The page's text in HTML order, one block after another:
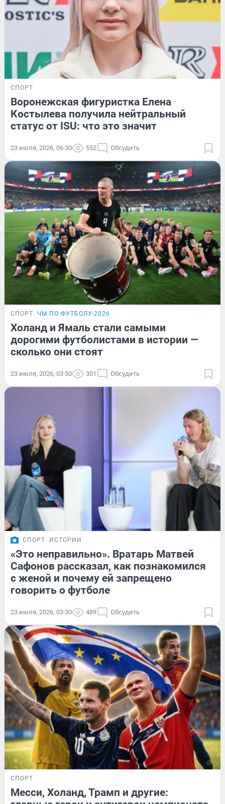
СПОРТ
Воронежская фигуристка Елена
Костылева получила нейтральный
статус от ISU: что это значит
23 июля, 2026, 06:30 552 Обсудить
СПОРТ ЧМ ПО ФУТБОЛУ-2026
Холанд и Ямаль стали самыми
дорогими футболистами в истории —
сколько они стоят
23 июля, 2026, 03:50 301 Обсудить
СПОРТ ИСТОРИИ
«Это неправильно». Вратарь Матвей
Сафонов рассказал, как познакомился
с женой и почему ей запрещено
говорить о футболе
23 июля, 2026, 03:30 489 Обсудить
СПОРТ
Месси, Холанд, Трамп и другие: